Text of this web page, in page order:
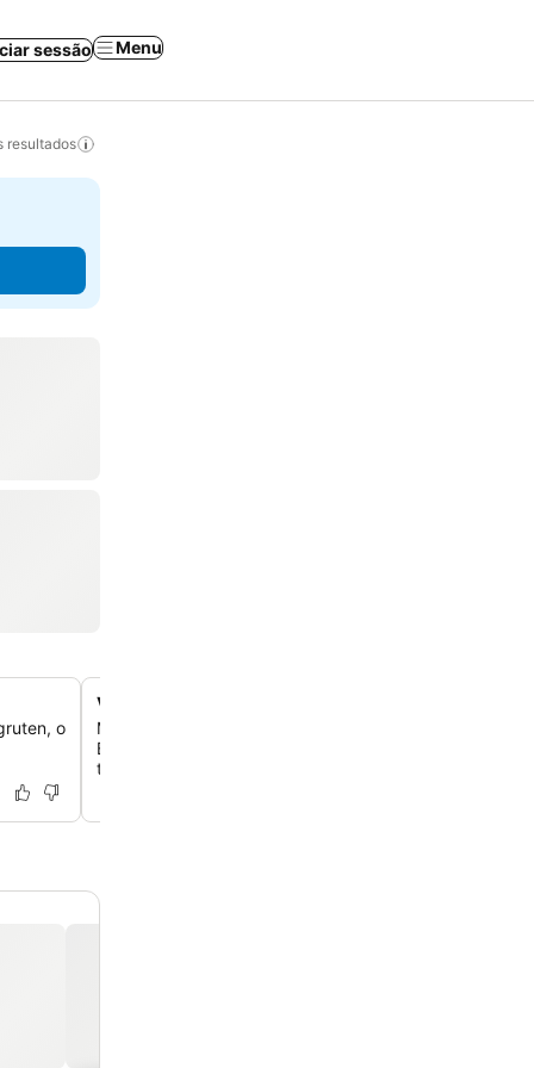
sessão Menu
resultados
o
Vistas deslumbrantes do fiorde e do mar
Muitos quartos e áreas comuns oferecem vistas
Bøkfjorden e do Mar de Barents, proporcionando um
tranquilo para a sua estadia.